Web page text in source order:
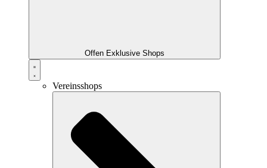
Offen Exklusive Shops
Vereinsshops